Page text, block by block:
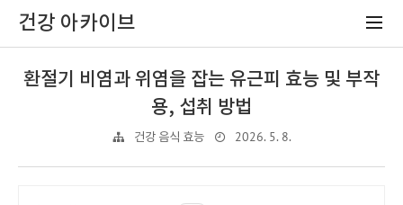
건강 아카이브
환절기 비염과 위염을 잡는 유근피 효능 및 부작
용, 섭취 방법
건강 음식 효능 2026. 5. 8.